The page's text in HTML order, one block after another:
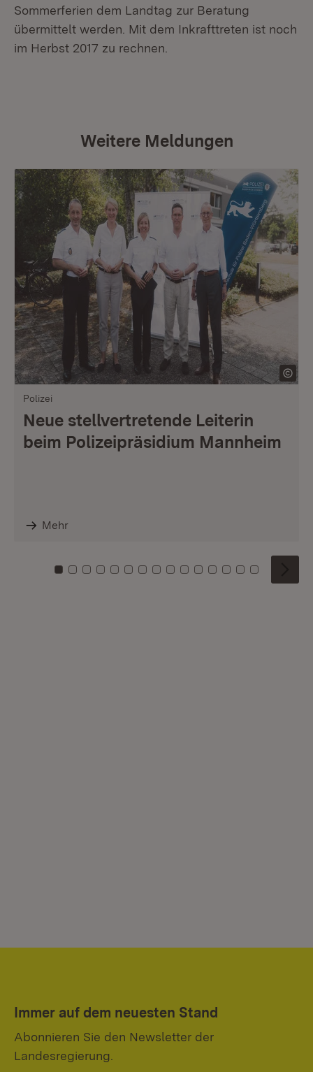
Sommerferien dem Landtag zur Beratung
übermittelt werden. Mit dem Inkrafttreten ist noch
im Herbst 2017 zu rechnen.
Weitere Meldungen
Polizei
Neue stellvertretende Leiterin
beim Polizeipräsidium Mannheim
Mehr
Zu Kachel: 0
Zu Kachel: 1
Zu Kachel: 2
Zu Kachel: 3
Zu Kachel: 4
Zu Kachel: 5
Zu Kachel: 6
Zu Kachel: 7
Zu Kachel: 8
Zu Kachel: 9
Zu Kachel: 10
Zu Kachel: 11
Zu Kachel: 12
Zu Kachel:
Zu
Immer auf dem neuesten Stand
Abonnieren Sie den Newsletter der
Landesregierung.